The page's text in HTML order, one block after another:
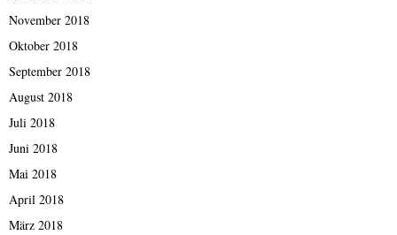
November 2018
Oktober 2018
September 2018
August 2018
Juli 2018
Juni 2018
Mai 2018
April 2018
März 2018